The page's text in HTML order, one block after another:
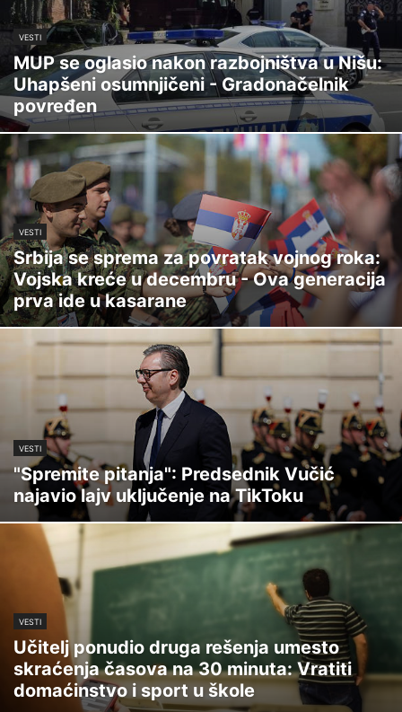
VESTI
MUP se oglasio nakon razbojništva u Nišu:
Uhapšeni osumnjičeni - Gradonačelnik
povređen
VESTI
Srbija se sprema za povratak vojnog roka:
Vojska kreće u decembru - Ova generacija
prva ide u kasarane
VESTI
"Spremite pitanja": Predsednik Vučić
najavio lajv uključenje na TikToku
VESTI
Učitelj ponudio druga rešenja umesto
skraćenja časova na 30 minuta: Vratiti
domaćinstvo i sport u škole